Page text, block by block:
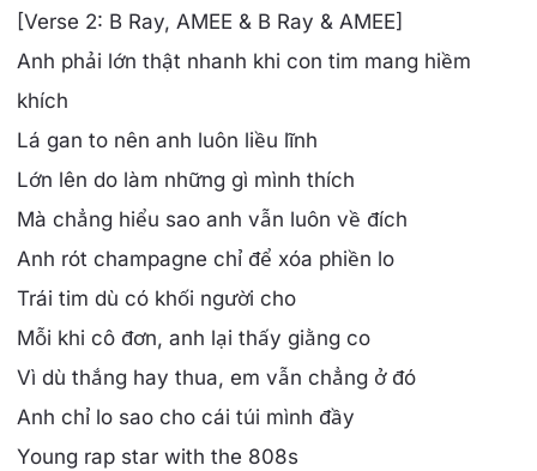
[Verse 2: B Ray, AMEE & B Ray & AMEE]
Anh phải lớn thật nhanh khi con tim mang hiềm
khích
Lá gan to nên anh luôn liều lĩnh
Lớn lên do làm những gì mình thích
Mà chẳng hiểu sao anh vẫn luôn về đích
Anh rót champagne chỉ để xóa phiền lo
Trái tim dù có khối người cho
Mỗi khi cô đơn, anh lại thấy giằng co
Vì dù thắng hay thua, em vẫn chẳng ở đó
Anh chỉ lo sao cho cái túi mình đầy
Young rap star with the 808s